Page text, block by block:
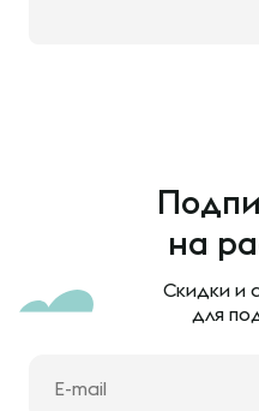
на
Скидки и
для